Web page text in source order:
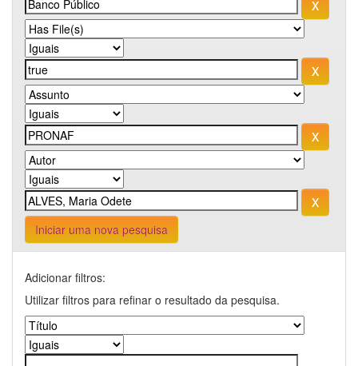
Iniciar uma nova pesquisa
Adicionar filtros:
Utilizar filtros para refinar o resultado da pesquisa.